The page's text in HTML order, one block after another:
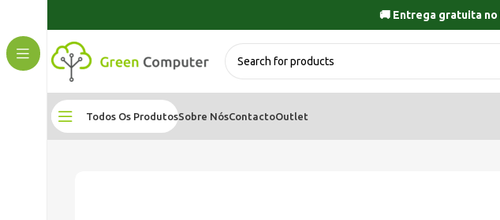
🚚 Entrega gratuita no
Todos Os ProdutosSobre NósContactoOutlet